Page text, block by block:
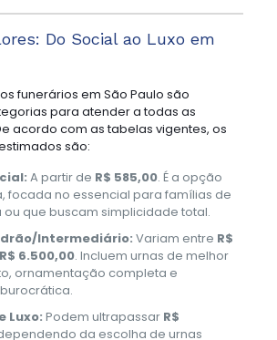
Do Social ao Luxo em
funerários em São Paulo são
para atender a todas as
acordo com as tabelas vigentes, os
são:
A partir de R$ 585,00. É a opção
focada no essencial para famílias de
ou que buscam simplicidade total.
Intermediário: Variam entre R$
6.500,00. Incluem urnas de melhor
ornamentação completa e
Luxo: Podem ultrapassar R$
da escolha de urnas